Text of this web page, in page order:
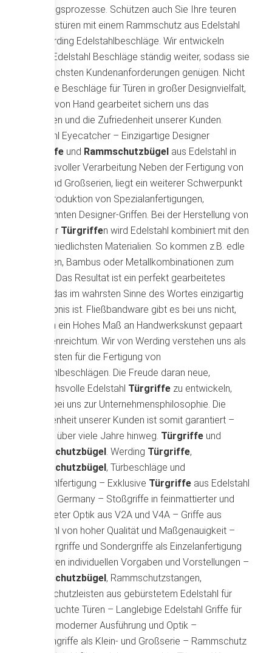
Fertigungsprozesse. Schützen auch Sie Ihre teuren
Eingangstüren mit einem Rammschutz aus Edelstahl
von Werding Edelstahlbeschläge. Wir entwickeln
unsere Edelstahl Beschläge ständig weiter, sodass sie
auch höchsten Kundenanforderungen genügen. Nicht
rostende Beschläge für Türen in großer Designvielfalt,
präzise von Hand gearbeitet sichern uns das
Vertrauen und die Zufriedenheit unserer Kunden.
Edelstahl Eyecatcher – Einzigartige Designer
Türgriffe und Rammschutzbügel aus Edelstahl in
qualitätsvoller Verarbeitung Neben der Fertigung von
Klein- und Großserien, liegt ein weiterer Schwerpunkt
in der Produktion von Spezialanfertigungen,
sogenannten Designer-Griffen. Bei der Herstellung von
Designer Türgriffen wird Edelstahl kombiniert mit den
unterschiedlichsten Materialien. So kommen z.B. edle
Holzarten, Bambus oder Metallkombinationen zum
Einsatz. Das Resultat ist ein perfekt gearbeitetes
Unikat, das im wahrsten Sinne des Wortes einzigartig
im Ergebnis ist. Fließbandware gibt es bei uns nicht,
sondern ein Hohes Maß an Handwerkskunst gepaart
mit Ideenreichtum. Wir von Werding verstehen uns als
Spezialisten für die Fertigung von
Edelstahlbeschlägen. Die Freude daran neue,
anspruchsvolle Edelstahl Türgriffe zu entwickeln,
gehört bei uns zur Unternehmensphilosophie. Die
Zufriedenheit unserer Kunden ist somit garantiert –
und das über viele Jahre hinweg. Türgriffe und
Rammschutzbügel. Werding Türgriffe,
Rammschutzbügel, Türbeschläge und
Edelstahlfertigung – Exklusive Türgriffe aus Edelstahl
Made in Germany – Stoßgriffe in feinmattierter und
gebürsteter Optik aus V2A und V4A – Griffe aus
Edelstahl von hoher Qualität und Maßgenauigkeit –
Designergriffe und Sondergriffe als Einzelanfertigung
nach Ihren individuellen Vorgaben und Vorstellungen –
Rammschutzbügel, Rammschutzstangen,
Rammschutzleisten aus gebürstetem Edelstahl für
beanspruchte Türen – Langlebige Edelstahl Griffe für
Türen in moderner Ausführung und Optik –
Stangengriffe als Klein- und Großserie – Rammschutz